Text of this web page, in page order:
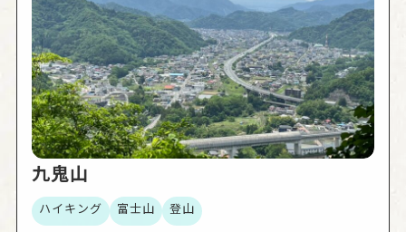
尾県郷土資料館から登っていくコースです。資料館
近くの登山口から40分ほどで馬頭観音に到着しま
す。そこから山頂までは1時間強ほどで、山頂手前に
は岩場があります。
②中谷コース
道の駅つる、リニア見学センターの近くに登山口が
あります。岩場がなく、特に下山の際に通るのにお
すすめのコースです。
③古宿コース
禾生駅から川茂方面へ進み、川茂橋を渡って左折
し、川茂の集落へ入ります。案内標識に沿って浄泉
九鬼山
ハイキング 富士山 登山